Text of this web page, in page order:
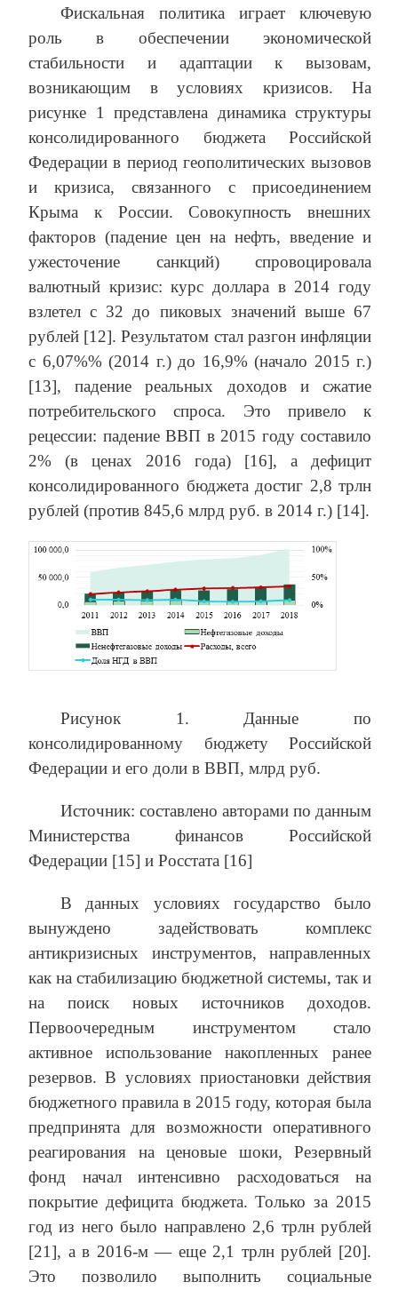
Фискальная политика играет ключевую
роль в обеспечении экономической
стабильности и адаптации к вызовам,
возникающим в условиях кризисов. На
рисунке 1 представлена динамика структуры
консолидированного бюджета Российской
Федерации в период геополитических вызовов
и кризиса, связанного с присоединением
Крыма к России. Совокупность внешних
факторов (падение цен на нефть, введение и
ужесточение санкций) спровоцировала
валютный кризис: курс доллара в 2014 году
взлетел с 32 до пиковых значений выше 67
рублей [12]. Результатом стал разгон инфляции
с 6,07%% (2014 г.) до 16,9% (начало 2015 г.)
[13], падение реальных доходов и сжатие
потребительского спроса. Это привело к
рецессии: падение ВВП в 2015 году составило
2% (в ценах 2016 года) [16], а дефицит
консолидированного бюджета достиг 2,8 трлн
рублей (против 845,6 млрд руб. в 2014 г.) [14].
Рисунок 1. Данные по
консолидированному бюджету Российской
Федерации и его доли в ВВП, млрд руб.
Источник: составлено авторами по данным
Министерства финансов Российской
Федерации [15] и Росстата [16]
В данных условиях государство было
вынуждено задействовать комплекс
антикризисных инструментов, направленных
как на стабилизацию бюджетной системы, так и
на поиск новых источников доходов.
Первоочередным инструментом стало
активное использование накопленных ранее
резервов. В условиях приостановки действия
бюджетного правила в 2015 году, которая была
предпринята для возможности оперативного
реагирования на ценовые шоки, Резервный
фонд начал интенсивно расходоваться на
покрытие дефицита бюджета. Только за 2015
год из него было направлено 2,6 трлн рублей
[21], а в 2016-м — еще 2,1 трлн рублей [20].
Это позволило выполнить социальные